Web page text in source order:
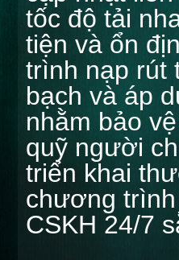
tốc độ tải
tiện và ổn
trình nạp rút
bạch và áp
nhằm bảo
quỹ người
triển khai
chương
CSKH 24/7